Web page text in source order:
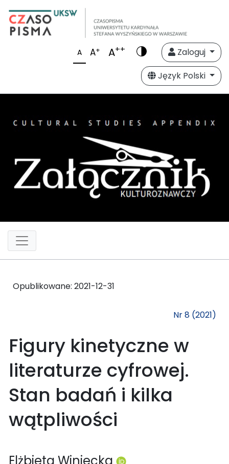
A A+ A++
Zaloguj
Język Polski
Opublikowane: 2021-12-31
Nr 8 (2021)
Figury kinetyczne w
literaturze cyfrowej.
Stan badań i kilka
wątpliwości